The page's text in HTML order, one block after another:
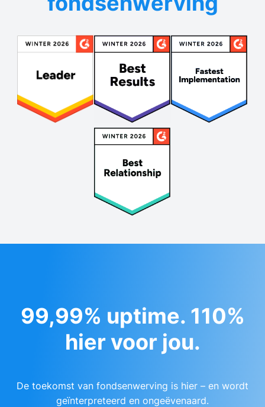
99,99% uptime. 110%
hier voor jou.
De toekomst van fondsenwerving is hier – en wordt
geïnterpreteerd en ongeëvenaard.